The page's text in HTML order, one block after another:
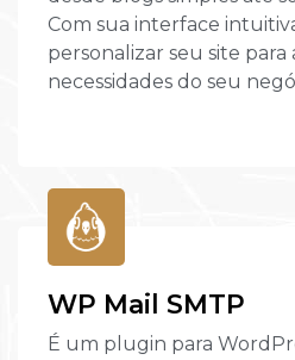
Com sua interface
personalizar seu site para
necessidades do seu
WP Mail SMTP
É um plugin para